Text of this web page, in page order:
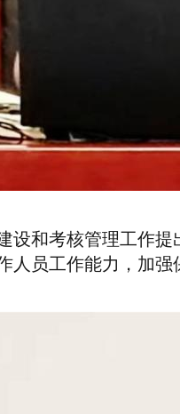
设和考核管理工作
人员工作能力，加